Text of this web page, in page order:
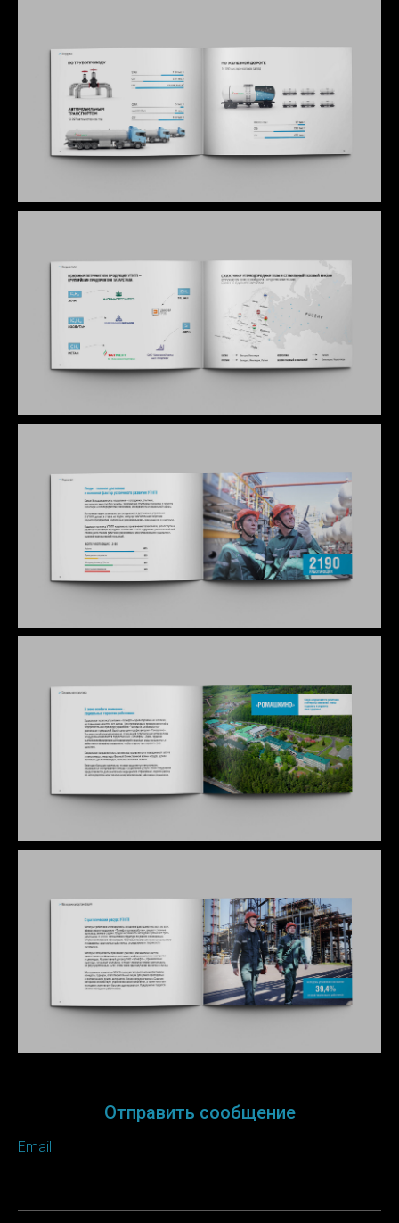
Отправить сообщение
Email